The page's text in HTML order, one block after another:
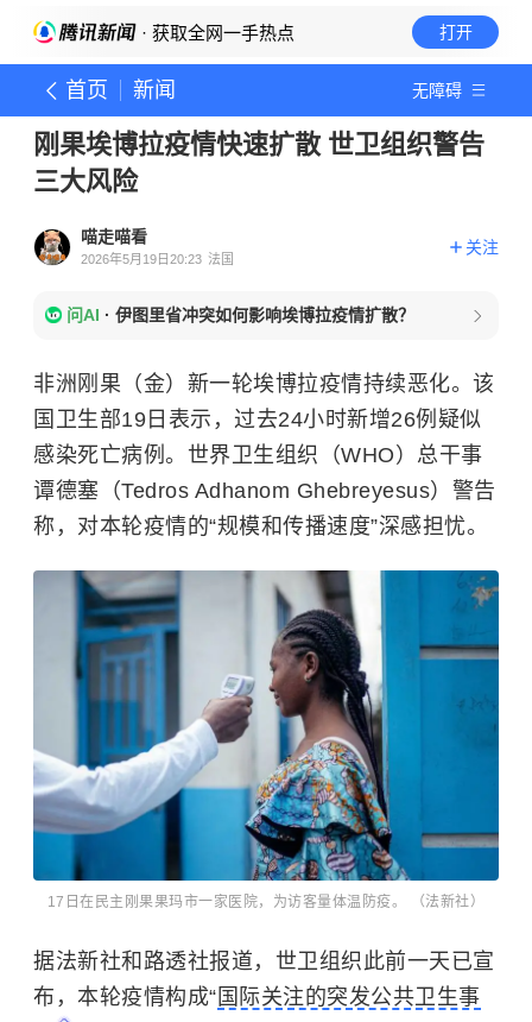
· 获取全网一手热点 打开
首页 新闻 无障碍
刚果埃博拉疫情快速扩散 世卫组织警告
三大风险
喵走喵看
2026年5月19日20:23 法国
关注
问AI · 伊图里省冲突如何影响埃博拉疫情扩散？
非洲刚果（金）新一轮埃博拉疫情持续恶化。该
国卫生部19日表示，过去24小时新增26例疑似
感染死亡病例。世界卫生组织（WHO）总干事
谭德塞（Tedros Adhanom Ghebreyesus）警告
称，对本轮疫情的“规模和传播速度”深感担忧。
17日在民主刚果果玛市一家医院，为访客量体温防疫。 （法新社）
据法新社和路透社报道，世卫组织此前一天已宣
布，本轮疫情构成“ 国际关注的突发公共卫生事